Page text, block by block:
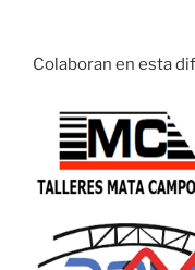
Colaboran en esta